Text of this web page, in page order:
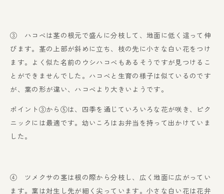
③ ハコベは茎の根元で盛んに分枝して、地面に低く這って伸
びます。茎の上部が斜めに立ち、枝の先に小さな白い花をつけ
ます。よく似た名前のウシハコベもあるそうですが見つけるこ
とができませんでした。ハコベと生育の様子は似ているのです
が、葉の形が違い、ハコベより大きいようです。
ポイント③から⑤は、四季を通じていろいろな花が咲き、ピク
ニックには最適です。幼いころはお弁当を持って出かけていま
した。
④ ツメクサの茎は根の際から分枝し、広く地面に広がってい
ます。葉は対生し先が細く尖っています。小さな白い花は花弁